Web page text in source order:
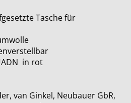
Tasche für
in rot
van Ginkel, Neubauer GbR,